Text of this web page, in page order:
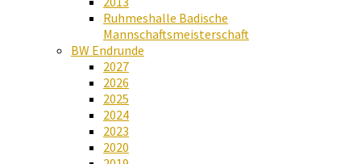
Ruhmeshalle Badische
Mannschaftsmeisterschaft
BW Endrunde
2027
2026
2025
2024
2023
2020